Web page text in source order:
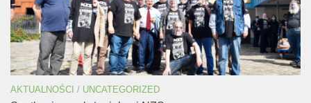
AKTUALNOŚCI / UNCATEGORIZED